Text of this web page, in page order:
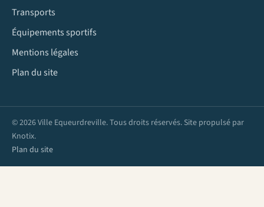
Transports
Équipements sportifs
Mentions légales
Plan du site
© 2026 Ville Equeurdreville. Tous droits réservés. Site propulsé par
Knotix.
Plan du site